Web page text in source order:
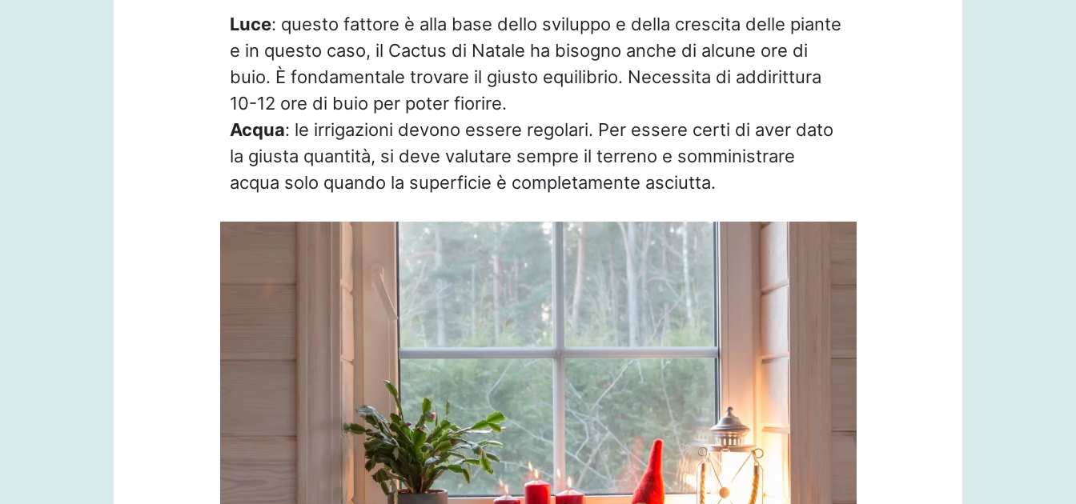
Luce: questo fattore è alla base dello sviluppo e della crescita delle piante
e in questo caso, il Cactus di Natale ha bisogno anche di alcune ore di
buio. È fondamentale trovare il giusto equilibrio. Necessita di addirittura
10-12 ore di buio per poter fiorire.
Acqua: le irrigazioni devono essere regolari. Per essere certi di aver dato
la giusta quantità, si deve valutare sempre il terreno e somministrare
acqua solo quando la superficie è completamente asciutta.